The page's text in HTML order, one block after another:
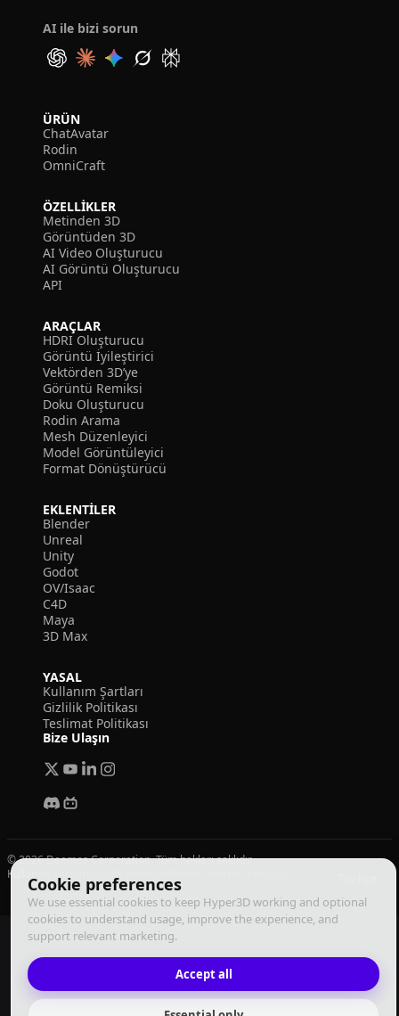
Cookie preferences
We use essential cookies to keep Hyper3D working and optional
cookies to understand usage, improve the experience, and
support relevant marketing.
Accept all
AI ile bizi sorun
ÜRÜN
ChatAvatar
Rodin
OmniCraft
ÖZELLIKLER
Metinden 3D
Görüntüden 3D
AI Video Oluşturucu
AI Görüntü Oluşturucu
API
ARAÇLAR
HDRI Oluşturucu
Görüntü İyileştirici
Vektörden 3D’ye
Görüntü Remiksi
Doku Oluşturucu
Rodin Arama
Mesh Düzenleyici
Model Görüntüleyici
Format Dönüştürücü
EKLENTILER
Blender
Unreal
Unity
Godot
OV/Isaac
C4D
Maya
3D Max
YASAL
Kullanım Şartları
Gizlilik Politikası
Teslimat Politikası
Bize Ulaşın
© 2026 Deemos Corporation. Tüm hakları saklıdır
Kullanım Şartları